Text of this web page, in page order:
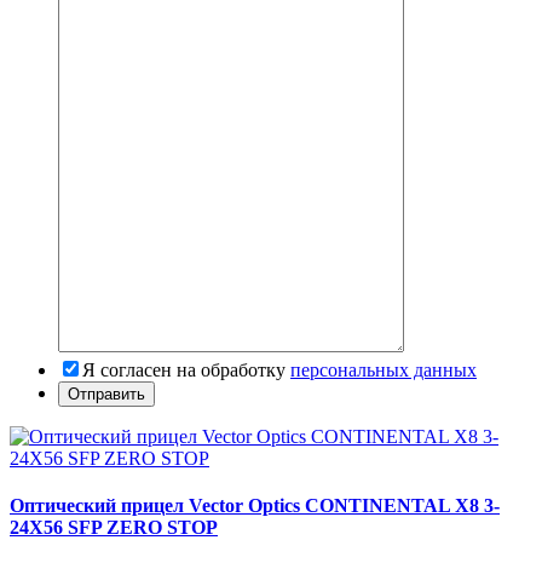
Я согласен на обработку персональных данных
Оптический прицел Vector Optics CONTINENTAL X8 3-
24X56 SFP ZERO STOP